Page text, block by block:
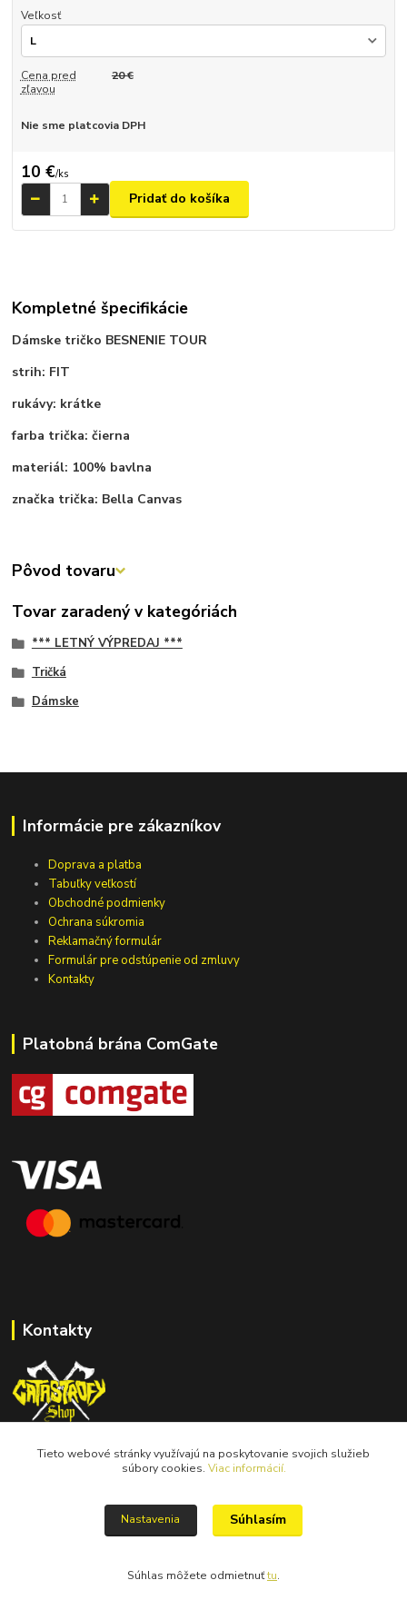
Veľkosť
Cena pred
zľavou
20 €
Nie sme platcovia DPH
10 €/ks
Pridať do košíka
Kompletné špecifikácie
Dámske tričko BESNENIE TOUR
strih: FIT
rukávy: krátke
farba trička: čierna
materiál: 100% bavlna
značka trička: Bella Canvas
Pôvod tovaru
Tovar zaradený v kategóriách
*** LETNÝ VÝPREDAJ ***
Tričká
Dámske
Informácie pre zákazníkov
Doprava a platba
Tabuľky veľkostí
Obchodné podmienky
Ochrana súkromia
Reklamačný formulár
Formulár pre odstúpenie od zmluvy
Kontakty
Platobná brána ComGate
Kontakty
catastrofy.shop@gmail.com
Tieto webové stránky využívajú na poskytovanie svojich služieb
súbory cookies. Viac informácií.
Nastavenia Súhlasím
Súhlas môžete odmietnuťtu.